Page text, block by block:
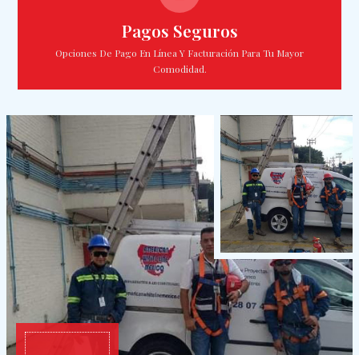
Pagos Seguros
Opciones De Pago En Línea Y Facturación Para Tu Mayor
Comodidad.